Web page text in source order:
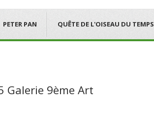
PETER PAN QUÊTE DE L'OISEAU DU TEMPS
Galerie 9ème Art